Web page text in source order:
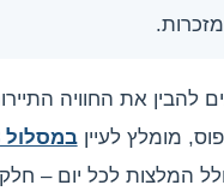
החוויה התיירותית
לעיין
במסלול 3 ימים
לכל יום – חלקן יכולות